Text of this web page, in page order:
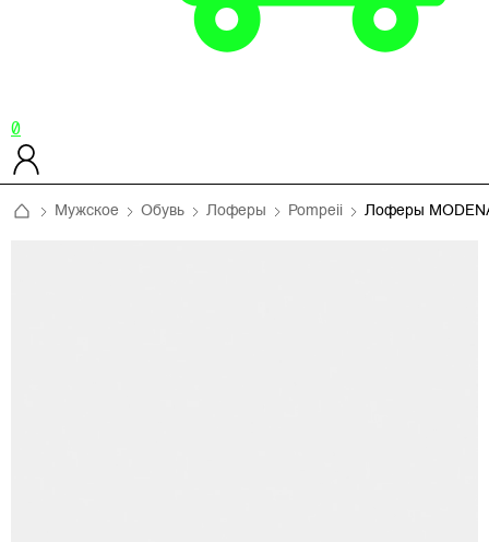
0
Мужское Обувь Лоферы Pompeii Лоферы